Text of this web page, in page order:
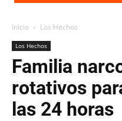
Inicio Los Hechos
Los Hechos
Familia
rotativos
las 24 horas